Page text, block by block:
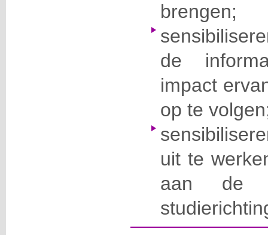
brengen;
de
impact
op te
uit te
aan de